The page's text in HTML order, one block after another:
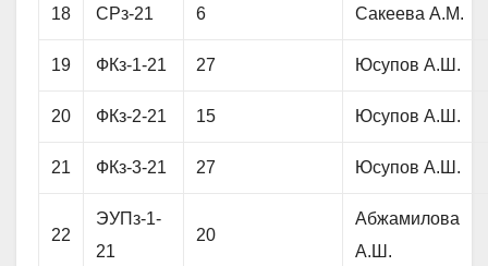
18 СРз-21 6 Сакеева А.М.
19 ФКз-1-21 27 Юсупов А.Ш.
20 ФКз-2-21 15 Юсупов А.Ш.
21 ФКз-3-21 27 Юсупов А.Ш.
22
ЭУПз-1-
21
20
Абжамилова
А.Ш.